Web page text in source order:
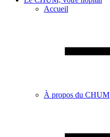
Accueil
À propos du CHUM